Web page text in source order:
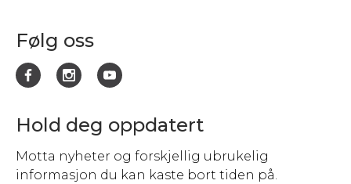
Følg oss
Hold deg oppdatert
Motta nyheter og forskjellig ubrukelig
informasjon du kan kaste bort tiden på.